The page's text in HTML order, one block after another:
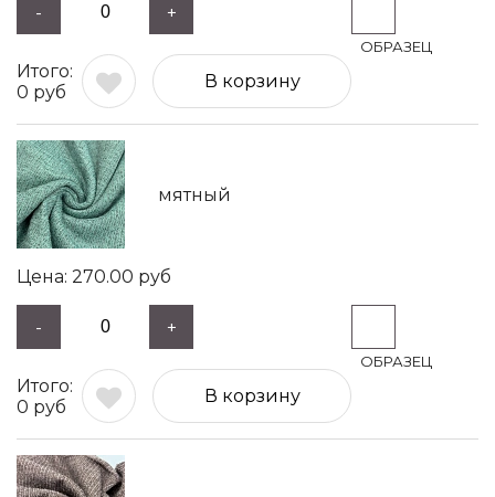
- +
0 руб
В корзину
мятный
270.00 руб
- +
0 руб
В корзину